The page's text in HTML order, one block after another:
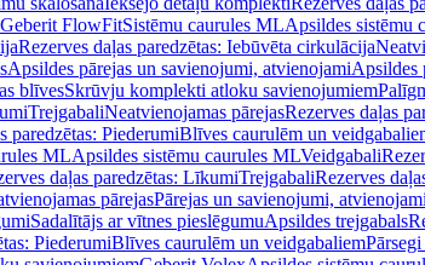
Geberit FlowFitSistēmu caurules MLApsildes sistēmu
Rezerves daļas paredzētas: Iebūvēta cirkulācija
Apsildes pārejas un savienojumi, atvienojamiApsildes
blīvesSkrūvju komplekti atloku savienojumiem
TrejgabaliNeatvienojamas pārejasRezerves daļas
paredzētas: PiederumiBlīves caurulēm un
MLApsildes sistēmu caurules MLVeidgabali
daļas paredzētas: LīkumiTrejgabaliRezerves
pārejasPārejas un savienojumi, atvienojami
Sadalītājs ar vītnes pieslēgumuApsildes trejgabals
PiederumiBlīves caurulēm un veidgabaliem